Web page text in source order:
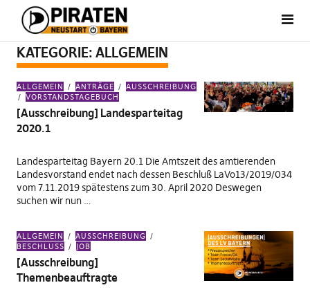
KATEGORIE: ALLGEMEIN
ALLGEMEIN ANTRÄGE
AUSSCHREIBUNG
VORSTANDSTAGEBUCH
[Ausschreibung] Landesparteitag
2020.1
Landesparteitag Bayern 20.1 Die Amtszeit des amtierenden
Landesvorstand endet nach dessen Beschluß LaVo13/2019/034
vom 7.11.2019 spätestens zum 30. April 2020 Deswegen
suchen wir nun …
ALLGEMEIN
AUSSCHREIBUNG
BESCHLUSS
JOB
[Ausschreibung]
Themenbeauftragte